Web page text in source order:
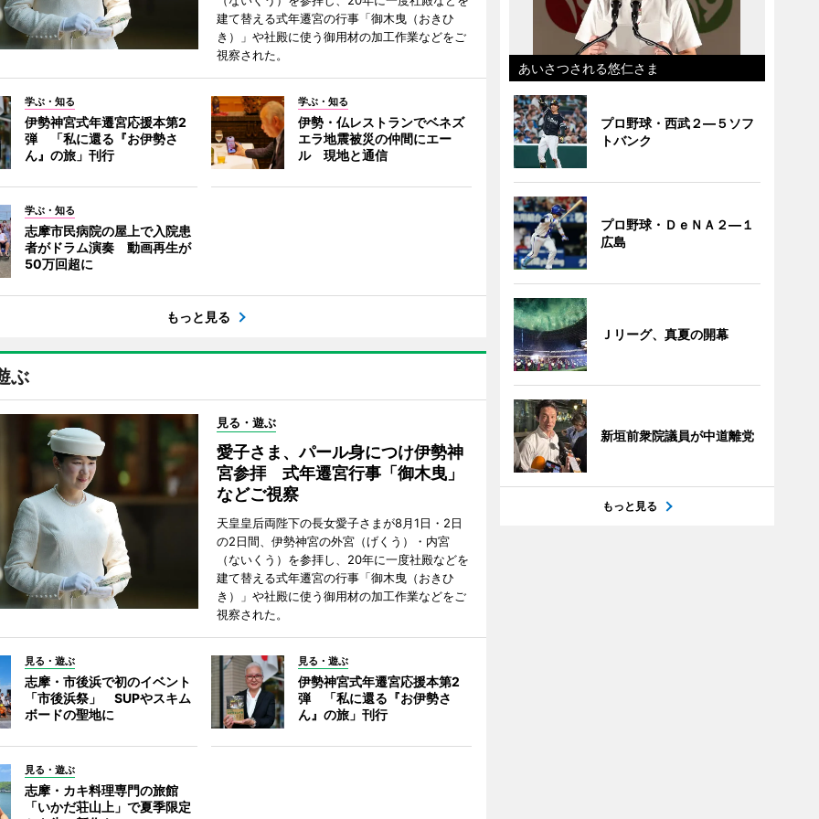
建て替える式年遷宮の行事「御木曳（おきひ
き）」や社殿に使う御用材の加工作業などをご
視察された。
学ぶ・知る
伊勢神宮式年遷宮応援本第2
弾 「私に還る『お伊勢さ
ん』の旅」刊行
学ぶ・知る
伊勢・仏レストランでベネズ
エラ地震被災の仲間にエー
ル 現地と通信
学ぶ・知る
志摩市民病院の屋上で入院患
者がドラム演奏 動画再生が
50万回超に
もっと見る
ぶ
見る・遊ぶ
愛子さま、パール身につけ伊勢神
宮参拝 式年遷宮行事「御木曳」
などご視察
天皇皇后両陛下の長女愛子さまが8月1日・2日
の2日間、伊勢神宮の外宮（げくう）・内宮
（ないくう）を参拝し、20年に一度社殿などを
建て替える式年遷宮の行事「御木曳（おきひ
き）」や社殿に使う御用材の加工作業などをご
視察された。
見る・遊ぶ
志摩・市後浜で初のイベント
「市後浜祭」 SUPやスキム
ボードの聖地に
見る・遊ぶ
伊勢神宮式年遷宮応援本第2
弾 「私に還る『お伊勢さ
ん』の旅」刊行
見る・遊ぶ
志摩・カキ料理専門の旅館
「いかだ荘山上」で夏季限定
あいさつされる悠仁さま
プロ野球・西武２―５ソフ
トバンク
プロ野球・ＤｅＮＡ２―１
広島
Ｊリーグ、真夏の開幕
新垣前衆院議員が中道離党
もっと見る